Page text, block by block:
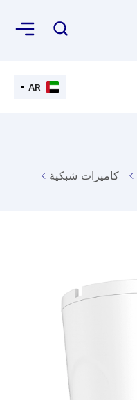
AR
كاميرات شبكية